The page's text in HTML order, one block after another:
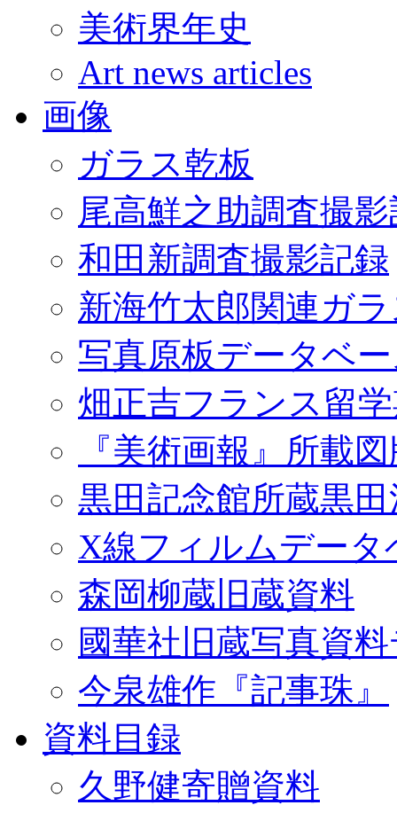
美術界年史
Art news articles
画像
ガラス乾板
尾高鮮之助調査撮
和田新調査撮影記録
新海竹太郎関連ガ
写真原板データベ
畑正吉フランス留
『美術画報』所載
黒田記念館所蔵黒
X線フィルムデータ
森岡柳蔵旧蔵資料
國華社旧蔵写真資
今泉雄作『記事珠』
資料目録
久野健寄贈資料